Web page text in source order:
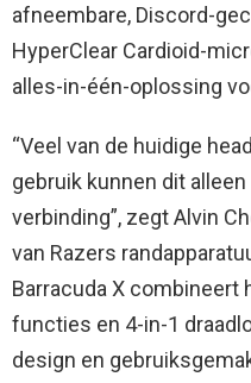
afneembare, Discord-
HyperClear Cardioid-
alles-in-één-oplossing
“Veel van de huidige
gebruik kunnen dit
verbinding”, zegt Alvin
van Razers
Barracuda X combineert
functies en 4-in-1
design en